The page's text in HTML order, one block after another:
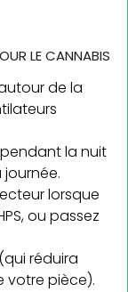
LE CANNABIS
de la
la nuit
lorsque
ou passez
réduira
votre pièce).